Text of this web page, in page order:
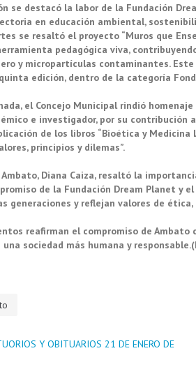
se destacó la labor de la Fundación
en educación ambiental,
se resaltó el proyecto “Muros que
pedagógica viva,
y micropartículas contaminantes.
edición, dentro de la categoría
el Concejo Municipal rindió
e investigador, por su contribución
de los libros “Bioética y Medicina
principios y dilemas”.
Diana Caiza, resaltó la
de la Fundación Dream Planet y
generaciones y reflejan valores de
reafirman el compromiso de
sociedad más humana y
Y OBITUARIOS 21 DE ENERO DE